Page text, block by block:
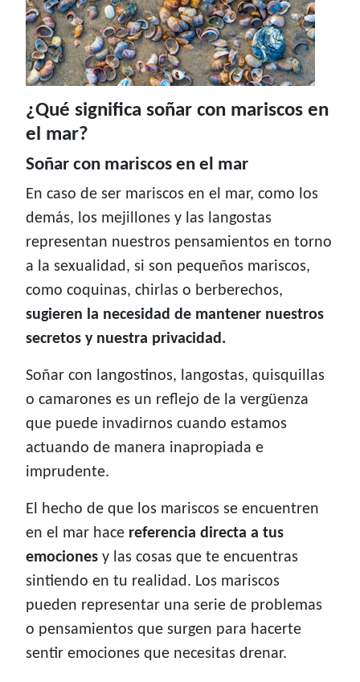
¿Qué significa soñar con mariscos en
el mar?
Soñar con mariscos en el mar
En caso de ser mariscos en el mar, como los
demás, los mejillones y las langostas
representan nuestros pensamientos en torno
a la sexualidad, si son pequeños mariscos,
como coquinas, chirlas o berberechos,
sugieren la necesidad de mantener nuestros
secretos y nuestra privacidad.
Soñar con langostinos, langostas, quisquillas
o camarones es un reflejo de la vergüenza
que puede invadirnos cuando estamos
actuando de manera inapropiada e
imprudente.
El hecho de que los mariscos se encuentren
en el mar hace referencia directa a tus
emociones y las cosas que te encuentras
sintiendo en tu realidad. Los mariscos
pueden representar una serie de problemas
o pensamientos que surgen para hacerte
sentir emociones que necesitas drenar.